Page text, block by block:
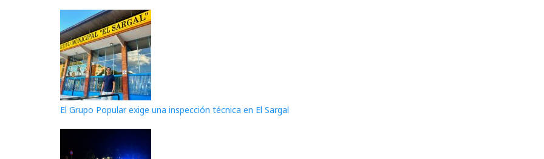
El Grupo Popular exige una inspección técnica en El Sargal